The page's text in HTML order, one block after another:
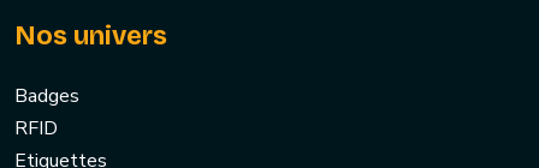
Nos univers
Badges
RFID
Etiquettes